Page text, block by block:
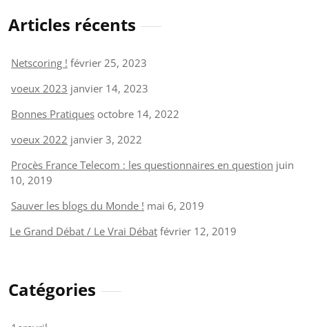
Articles récents
Netscoring ! février 25, 2023
voeux 2023 janvier 14, 2023
Bonnes Pratiques octobre 14, 2022
voeux 2022 janvier 3, 2022
Procès France Telecom : les questionnaires en question juin
10, 2019
Sauver les blogs du Monde ! mai 6, 2019
Le Grand Débat / Le Vrai Débat février 12, 2019
Catégories